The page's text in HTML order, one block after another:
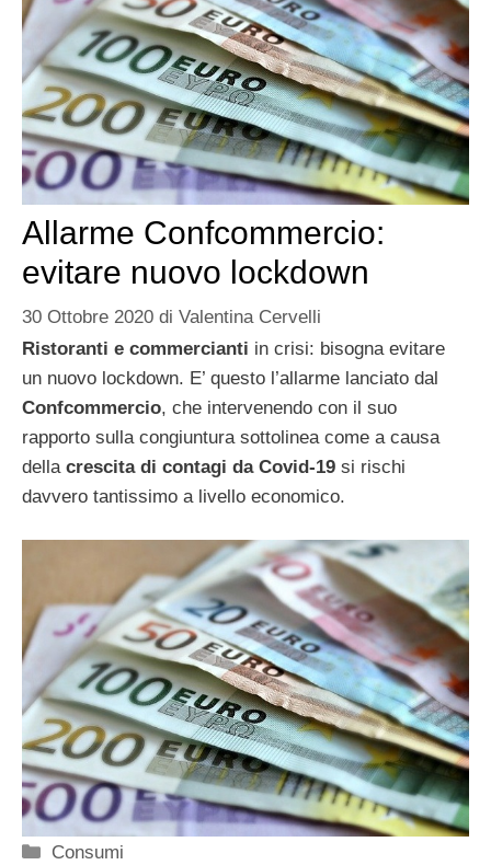
Allarme Confcommercio:
evitare nuovo lockdown
30 Ottobre 2020 di Valentina Cervelli
Ristoranti e commercianti in crisi: bisogna evitare
un nuovo lockdown. E’ questo l’allarme lanciato dal
Confcommercio, che intervenendo con il suo
rapporto sulla congiuntura sottolinea come a causa
dellacrescita di contagi da Covid-19 si rischi
davvero tantissimo a livello economico.
Categorie
Consumi